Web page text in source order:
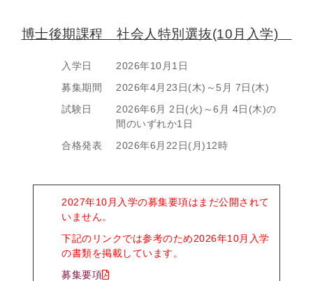
博士後期課程 社会人特別選抜(10月入学)
入学日
2026年10月1日
募集期間
2026年4月23日(木)～5月 7日(木)
試験日
2026年6月 2日(火)～6月 4日(木)の
間のいずれか1日
合格発表
2026年6月22日(月)12時
2027年10月入学の募集要項はまだ公開されて
いません。
下記のリンクでは参考のため2026年10月入学
の書類を掲載しています。
募集要項